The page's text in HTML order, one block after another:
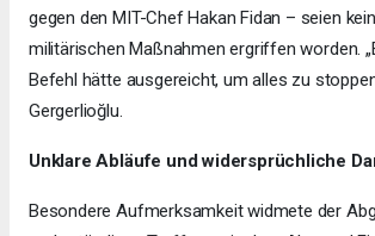
gegen den MIT-Chef Hakan Fidan – seien
militärischen Maßnahmen ergriffen worden.
Befehl hätte ausgereicht, um alles zu
Gergerlioğlu.
Unklare Abläufe und widersprüchliche
Besondere Aufmerksamkeit widmete der